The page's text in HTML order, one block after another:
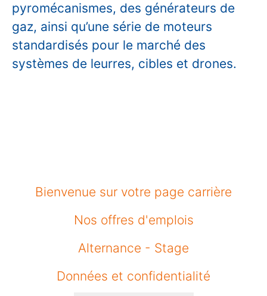
pyromécanismes, des générateurs de
gaz, ainsi qu’une série de moteurs
standardisés pour le marché des
systèmes de leurres, cibles et drones.
Bienvenue sur votre page carrière
Nos offres d'emplois
Alternance - Stage
Données et confidentialité